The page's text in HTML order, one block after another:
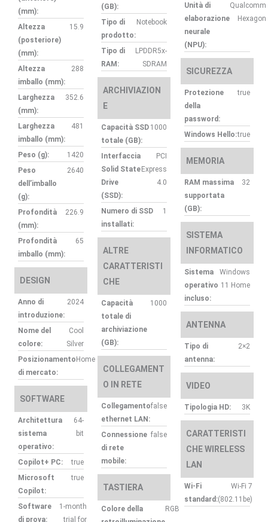
(mm):
Altezza
(posteriore)
(mm):
15.9
Altezza
imballo (mm):
288
Larghezza
(mm):
352.6
Larghezza
imballo (mm):
481
Peso (g):
1420
Peso
dell’imballo
(g):
2640
Profondità
(mm):
226.9
Profondità
imballo (mm):
65
DESIGN
Anno di
introduzione:
2024
Nome del
colore:
Cool
Silver
Posizionamento
di mercato:
Home
SOFTWARE
Architettura
sistema
operativo:
64-
bit
Copilot+ PC:
true
Microsoft
Copilot:
true
Software
di prova:
1-month
trial for
(GB):
Tipo di
prodotto:
Notebook
Tipo di
RAM:
LPDDR5x-
SDRAM
ARCHIVIAZION
E
Capacità SSD
totale (GB):
1000
Interfaccia
Solid State
Drive
(SSD):
PCI
Express
4.0
Numero di SSD
installati:
1
ALTRE
CARATTERISTI
CHE
Capacità
totale di
archiviazione
(GB):
1000
COLLEGAMENT
O IN RETE
Collegamento
ethernet LAN:
false
Connessione
di rete
mobile:
false
TASTIERA
Colore della
RGB
Unità di
elaborazione
neurale
(NPU):
Qualcomm
Hexagon
SICUREZZA
Protezione
della
password:
true
Windows Hello:true
MEMORIA
RAM massima
supportata
(GB):
32
SISTEMA
INFORMATICO
Sistema
operativo
incluso:
Windows
11 Home
ANTENNA
Tipo di
antenna:
2×2
VIDEO
Tipologia HD: 3K
CARATTERISTI
CHE WIRELESS
LAN
Wi-Fi
standard:
Wi-Fi 7
(802.11be)